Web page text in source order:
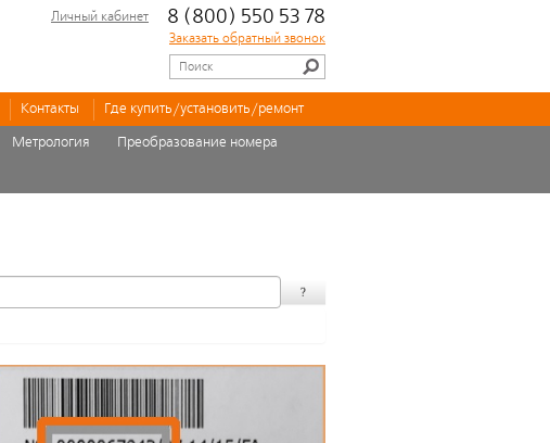
Личный кабинет 8 (800) 550 53 78
Заказать обратный звонок
Контакты Где купить/установить/ремонт
Метрология Преобразование номера